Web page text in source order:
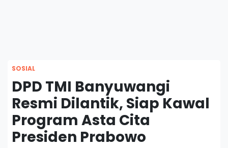
SOSIAL
DPD TMI Banyuwangi
Resmi Dilantik, Siap Kawal
Program Asta Cita
Presiden Prabowo